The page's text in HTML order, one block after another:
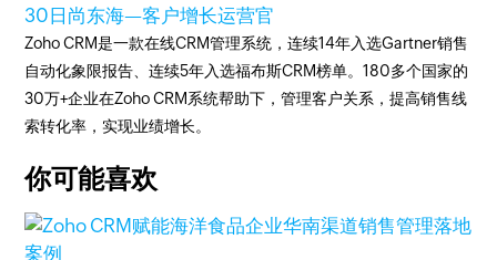
30日 尚东海—客户增长运营官
Zoho CRM是一款在线CRM管理系统，连续14年入选Gartner销售
自动化象限报告、连续5年入选福布斯CRM榜单。180多个国家的
30万+企业在Zoho CRM系统帮助下，管理客户关系，提高销售线
索转化率，实现业绩增长。
你可能喜欢